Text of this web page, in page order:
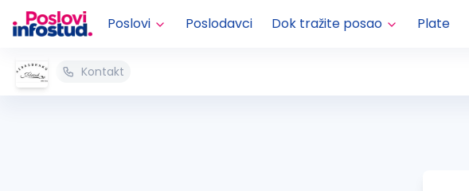
Poslovi Poslodavci Dok tražite posao Plate
Kontakt